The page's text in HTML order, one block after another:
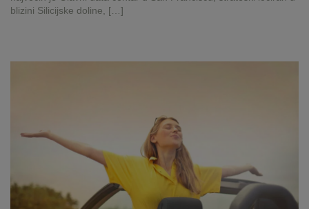
blizini Silicijske doline, […]